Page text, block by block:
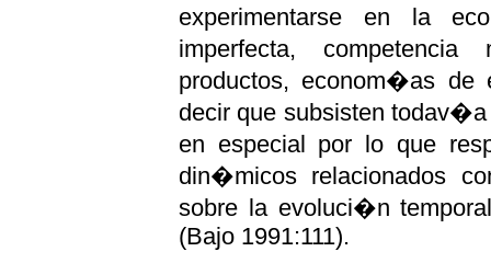
experimentarse en la
imperfecta,
productos, econom�as de
decir que subsisten
en especial por lo que
din�micos relacionados
sobre la evoluci�n
(Bajo 1991:111).